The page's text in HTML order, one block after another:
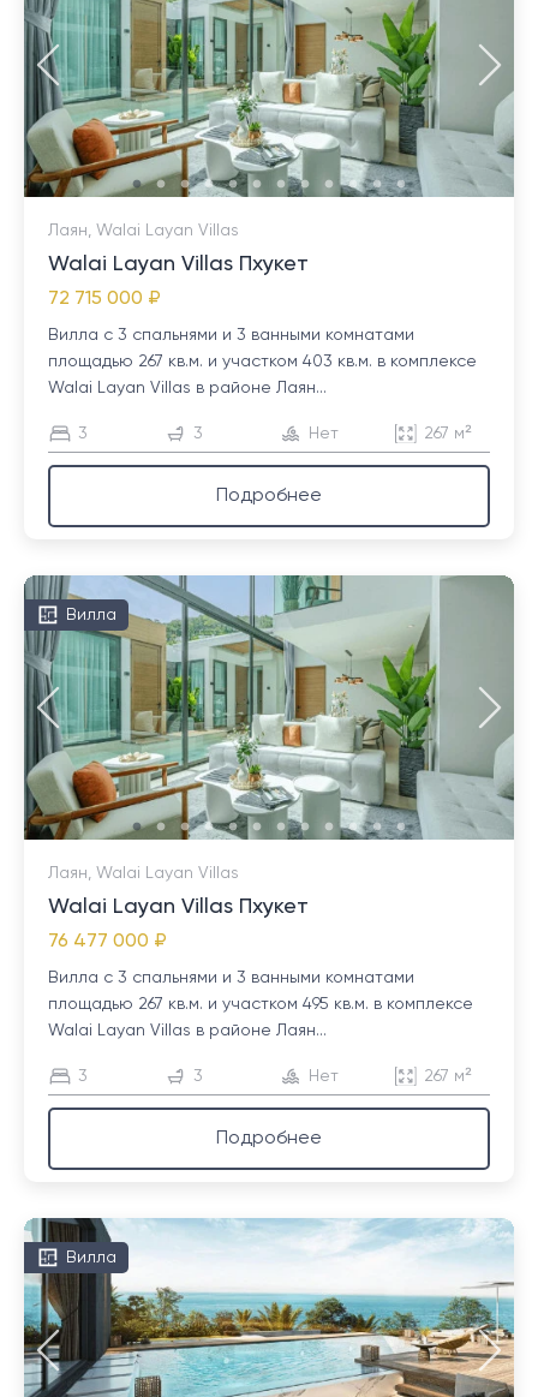
Лаян, Walai Layan Villas
Walai Layan Villas Пхукет
72 715 000 ₽
Вилла с 3 спальнями и 3 ванными комнатами
площадью 267 кв.м. и участком 403 кв.м. в комплексе
Walai Layan Villas в районе Лаян...
3 3 Нет 267 м²
Подробнее
Вилла
Лаян, Walai Layan Villas
Walai Layan Villas Пхукет
76 477 000 ₽
Вилла с 3 спальнями и 3 ванными комнатами
площадью 267 кв.м. и участком 495 кв.м. в комплексе
Walai Layan Villas в районе Лаян...
3 3 Нет 267 м²
Подробнее
Вилла